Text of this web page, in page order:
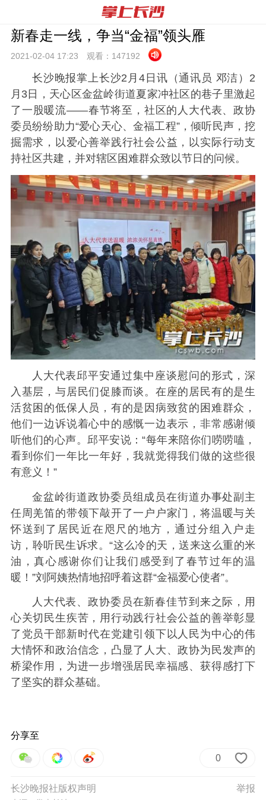
新春走一线，争当“金福”领头雁
2021-02-04 17:23 观看： 147192
长沙晚报掌上长沙2月4日讯 （通讯员 邓洁） 2
月3日，天心区金盆岭街道夏家冲社区的巷子里激起
了一股暖流——春节将至，社区的人大代表、政协
委员纷纷助力“爱心天心、金福工程”，倾听民声，挖
掘需求，以爱心善举践行社会公益，以实际行动支
持社区共建，并对辖区困难群众致以节日的问候。
人大代表邱平安通过集中座谈慰问的形式，深
入基层，与居民们促膝而谈。在座的居民有的是生
活贫困的低保人员，有的是因病致贫的困难群众，
他们一边诉说着心中的感慨一边表示，非常感谢倾
听他们的心声。邱平安说：“每年来陪你们唠唠嗑，
看到你们一年比一年好，我就觉得我们做的这些很
有意义！”
金盆岭街道政协委员组成员在街道办事处副主
任周羌笛的带领下敲开了一户户家门，将温暖与关
怀送到了居民近在咫尺的地方，通过分组入户走
访，聆听民生诉求。“这么冷的天，送来这么重的米
油，真心感谢你们让我们感受到了春节过年的温
暖！”刘阿姨热情地招呼着这群“金福爱心使者”。
人大代表、政协委员在新春佳节到来之际，用
心关切民生疾苦，用行动践行社会公益的善举彰显
了党员干部新时代在党建引领下以人民为中心的伟
大情怀和政治信念，凸显了人大、政协为民发声的
桥梁作用，为进一步增强居民幸福感、获得感打下
了坚实的群众基础。
分享至
0
举报
长沙晚报社版权声明